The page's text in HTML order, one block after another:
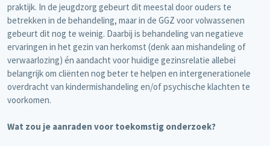
praktijk. In de jeugdzorg gebeurt dit meestal door ouders te
betrekken in de behandeling, maar in de GGZ voor volwassenen
gebeurt dit nog te weinig. Daarbij is behandeling van negatieve
ervaringen in het gezin van herkomst (denk aan mishandeling of
verwaarlozing) én aandacht voor huidige gezinsrelatie allebei
belangrijk om cliënten nog beter te helpen en intergenerationele
overdracht van kindermishandeling en/of psychische klachten te
voorkomen.
Wat zou je aanraden voor toekomstig onderzoek?